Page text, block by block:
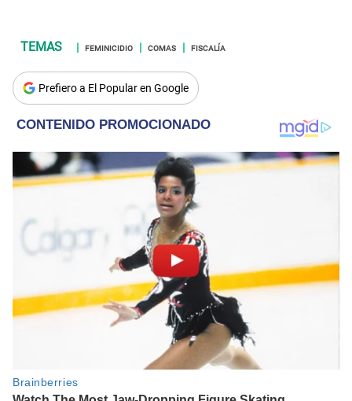
FEMINICIDIO COMAS FISCALÍA
Prefiero a El Popular en Google